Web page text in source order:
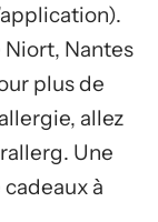
Nantes
plus de
allez
Une
à